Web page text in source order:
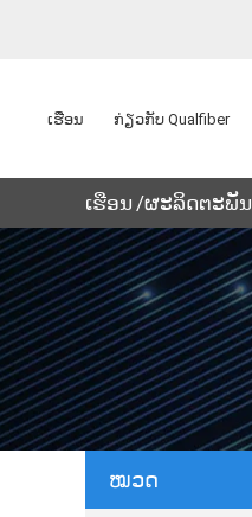
ເຮືອນ ກ່ຽວກັບ Qualfiber
ເຮືອນ ຜະລິດຕະພັນ
ໝວດ